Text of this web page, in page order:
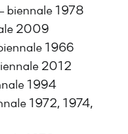
biennale 1978
2009
1966
2012
1994
1972, 1974,